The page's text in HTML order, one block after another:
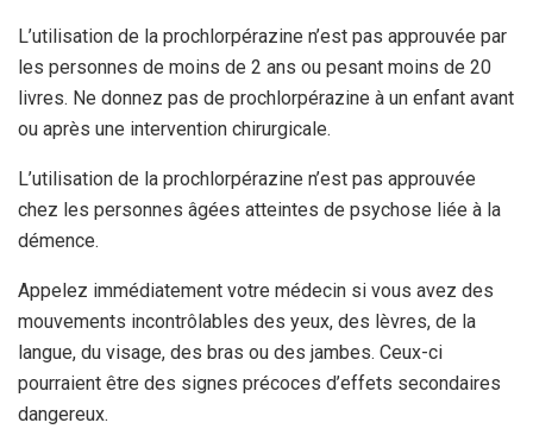
L’utilisation de la prochlorpérazine n’est pas approuvée par
les personnes de moins de 2 ans ou pesant moins de 20
livres. Ne donnez pas de prochlorpérazine à un enfant avant
ou après une intervention chirurgicale.
L’utilisation de la prochlorpérazine n’est pas approuvée
chez les personnes âgées atteintes de psychose liée à la
démence.
Appelez immédiatement votre médecin si vous avez des
mouvements incontrôlables des yeux, des lèvres, de la
langue, du visage, des bras ou des jambes. Ceux-ci
pourraient être des signes précoces d’effets secondaires
dangereux.